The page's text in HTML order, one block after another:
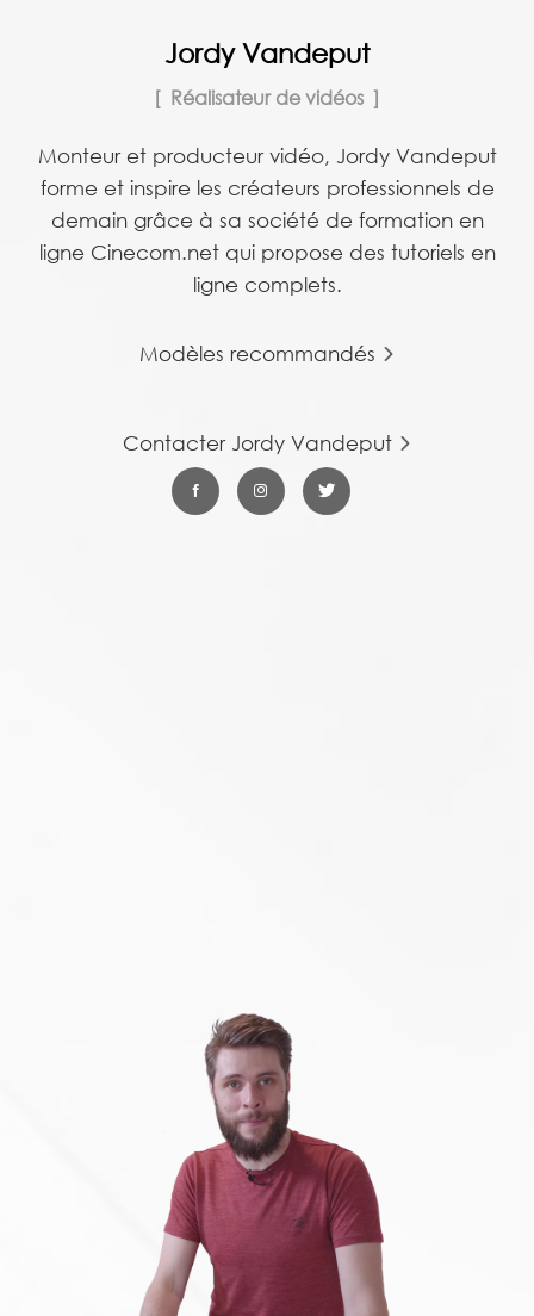
Jordy Vandeput
Réalisateur de vidéos
Monteur et producteur vidéo, Jordy Vandeput
forme et inspire les créateurs professionnels de
demain grâce à sa société de formation en
ligne Cinecom.net qui propose des tutoriels en
ligne complets.
Modèles recommandés
Contacter Jordy Vandeput